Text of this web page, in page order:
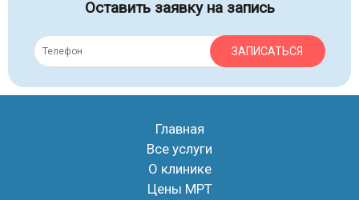
Оставить заявку на запись
ЗАПИСАТЬСЯ
Главная
Все услуги
О клинике
Цены МРТ